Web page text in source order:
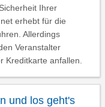
Ihrer
erhebt für die
Allerdings
Veranstalter
Kreditkarte anfallen.
und los geht's